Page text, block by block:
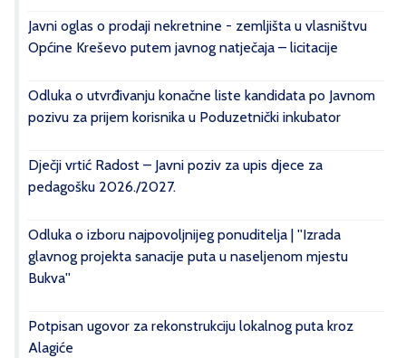
Javni oglas o prodaji nekretnine - zemljišta u vlasništvu
Općine Kreševo putem javnog natječaja – licitacije
Odluka o utvrđivanju konačne liste kandidata po Javnom
pozivu za prijem korisnika u Poduzetnički inkubator
Dječji vrtić Radost – Javni poziv za upis djece za
pedagošku 2026./2027.
Odluka o izboru najpovoljnijeg ponuditelja | ''Izrada
glavnog projekta sanacije puta u naseljenom mjestu
Bukva''
Potpisan ugovor za rekonstrukciju lokalnog puta kroz
Alagiće